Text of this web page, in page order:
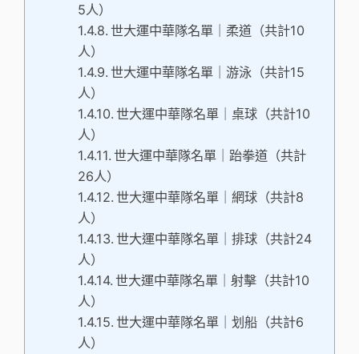
5人）
世大運中華隊名單｜柔道（共計10
人）
世大運中華隊名單｜游泳（共計15
人）
世大運中華隊名單｜桌球（共計10
人）
世大運中華隊名單｜跆拳道（共計
26人）
世大運中華隊名單｜網球（共計8
人）
世大運中華隊名單｜排球（共計24
人）
世大運中華隊名單｜射擊（共計10
人）
世大運中華隊名單｜划船（共計6
人）